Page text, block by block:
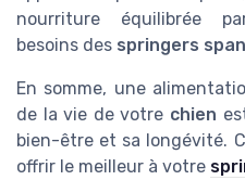
nourriture équilibrée
besoins des springers
En somme, une
de la vie de votre chien
bien-être et sa longévité.
offrir le meilleur à votre